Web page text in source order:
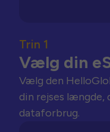
Trin 1
Vælg din
Vælg den
din rejses
dataforbrug.